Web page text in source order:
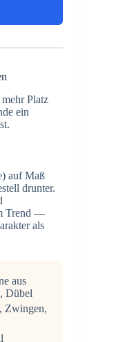
Platz
ein
auf Maß
drunter.
Trend —
als
aus
Dübel
Zwingen,